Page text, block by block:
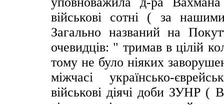
військові сотні ( за
Загально названий на
очевидців: " тримав в цілій
тому не було ніяких
міжчасі українсько-
військові діячі доби ЗУНР